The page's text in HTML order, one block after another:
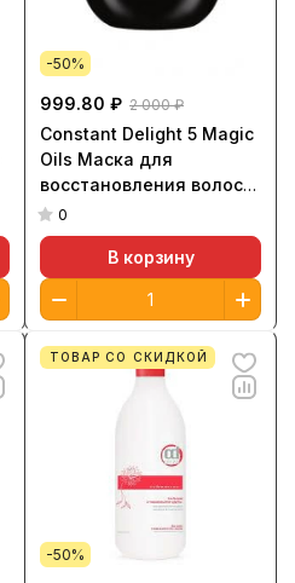
-50%
999.80 ₽ 2 000 ₽
Constant Delight 5 Magic
Oils Маска для
восстановления волос
500мл
0
В корзину
ТОВАР СО СКИДКОЙ
-50%